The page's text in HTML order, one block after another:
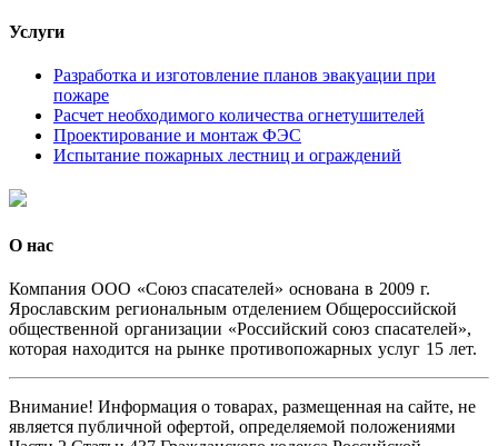
Услуги
Разработка и изготовление планов эвакуации при
пожаре
Расчет необходимого количества огнетушителей
Проектирование и монтаж ФЭС
Испытание пожарных лестниц и ограждений
О нас
Компания ООО «Союз спасателей» основана в 2009 г.
Ярославским региональным отделением Общероссийской
общественной организации «Российский союз спасателей»,
которая находится на рынке противопожарных услуг 15 лет.
Внимание! Информация о товарах, размещенная на сайте, не
является публичной офертой, определяемой положениями